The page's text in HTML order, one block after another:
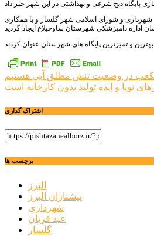
شهرداری و شورای اسلامی شهر گلسار و با همکاری
راهبری
نوشته
و ایده تولید بدون کارخانه است
اشتراک گذاری
برچسب ها
البرز
پیشتازان البرز
شهرداری
عید قربان
گلسار